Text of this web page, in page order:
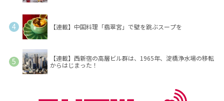
【連載】中国料理「翡翠宮」で壁を跳ぶスープを
【連載】西新宿の高層ビル群は、1965年、淀橋浄水場の移転
からはじまった！